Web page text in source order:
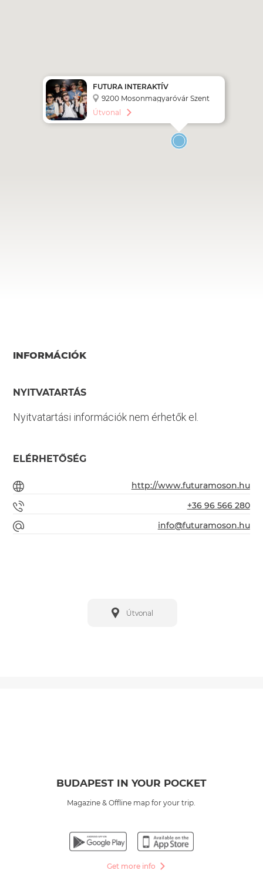
FUTURA INTERAKTÍV
TERMÉSZETTUDOMÁNYI
ÉLMÉNYKÖZPONT
9200 Mosonmagyaróvár Szent
István Király út 142.
Útvonal
INFORMÁCIÓK
NYITVATARTÁS
Nyitvatartási információk nem érhetők el.
ELÉRHETŐSÉG
http://www.futuramoson.hu
+36 96 566 280
info@futuramoson.hu
Útvonal
BUDAPEST IN YOUR POCKET
Magazine & Offline map for your trip.
Get more info